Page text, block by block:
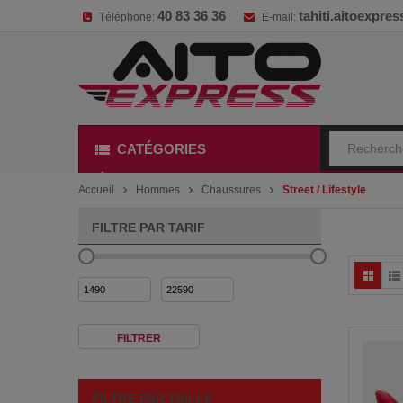
Téléphone: 40 83 36 36 E-mail:
CATÉGORIES
Accueil Hommes Chaussures Street / Lifestyle
FILTRE PAR TARIF
FILTRER
FILTRE PAR TAILLE